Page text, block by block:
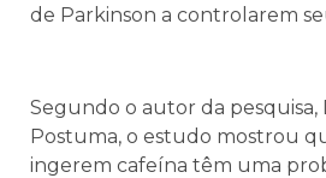
de Parkinson a controlarem
Segundo o autor da pesquisa,
Postuma, o estudo mostrou
ingerem cafeína têm uma